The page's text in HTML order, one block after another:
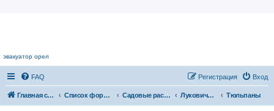
эвакуатор орел
FAQ Вход
Регистрация
Главная страница Список форумов Садовые растения Луковичные растения Тюльпаны